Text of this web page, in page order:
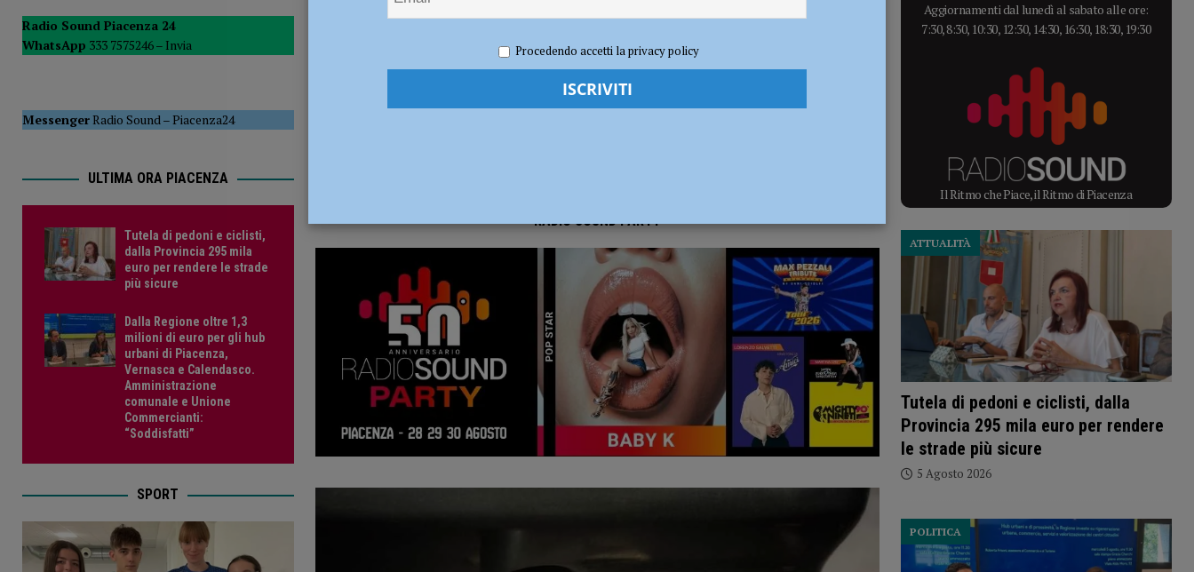
POLITICA
[ 5 Agosto 2026 ] Caldo estremo e asili nido, Tagliaferri (FdI): “Verificare subito la situazione nella provincia di Piacenza”
RADIO SOUND PARTY
Radio Sound Piacenza 24
WhatsApp 333 7575246 – Invia
MessengerRadio Sound–Piacenza24
ULTIMA ORA PIACENZA
Tutela di pedoni e ciclisti,
dalla Provincia 295 mila
euro per rendere le strade
più sicure
Dalla Regione oltre 1,3
milioni di euro per gli hub
urbani di Piacenza,
Vernasca e Calendasco.
Amministrazione
comunale e Unione
Commercianti:
“Soddisfatti”
SPORT
Aggiornamenti dal lunedì al sabato alle ore:
7:30, 8:30, 10:30, 12:30, 14:30, 16:30, 18:30, 19:30
Il Ritmo che Piace, il Ritmo di Piacenza
Tutela di pedoni e ciclisti, dalla
Provincia 295 mila euro per rendere
le strade più sicure
ATTUALITÀ
5 Agosto 2026
POLITICA
Procedendo accetti la privacy policy